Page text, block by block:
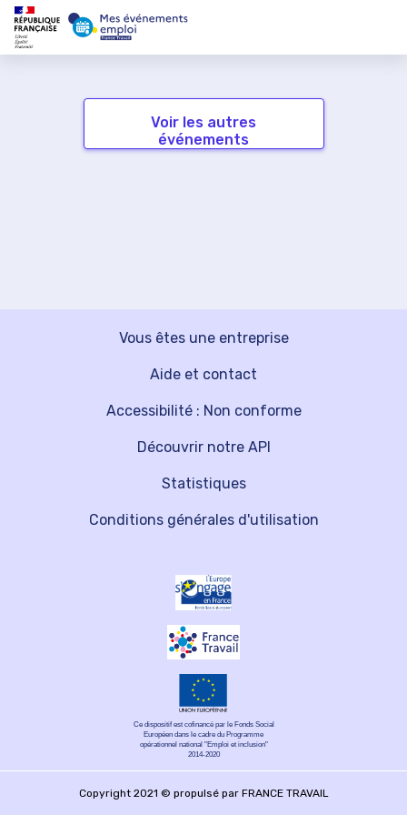
Voir les autres
événements
Vous êtes une entreprise
Découvrir notre API
Aide et contact
Statistiques
Accessibilité : Non conforme
Conditions générales d'utilisation
Ce dispositif est cofinancé par le Fonds Social
Européen dans le cadre du Programme
opérationnel national "Emploi et inclusion"
2014-2020
Copyright 2021 © propulsé par FRANCE TRAVAIL